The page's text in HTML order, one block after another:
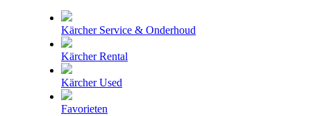
Kärcher Service & Onderhoud
Kärcher Rental
Kärcher Used
Favorieten